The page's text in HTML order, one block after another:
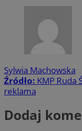
Sylwia Machowska
Źródło: KMP Ruda
reklama
Dodaj